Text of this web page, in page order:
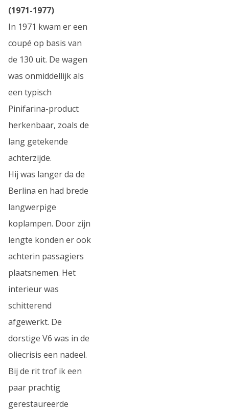
(1971-1977)
In 1971 kwam er een
coupé op basis van
de 130 uit. De wagen
was onmiddellijk als
een typisch
Pinifarina-product
herkenbaar, zoals de
lang getekende
achterzijde.
Hij was langer da de
Berlina en had brede
langwerpige
koplampen. Door zijn
lengte konden er ook
achterin passagiers
plaatsnemen. Het
interieur was
schitterend
afgewerkt. De
dorstige V6 was in de
oliecrisis een nadeel.
Bij de rit trof ik een
paar prachtig
gerestaureerde